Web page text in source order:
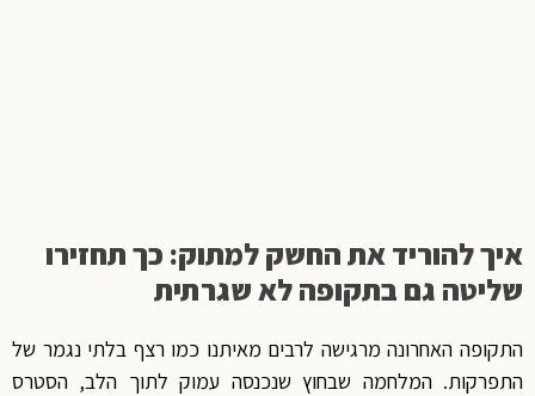
איך להוריד את החשק למתוק: כך תחזירו
שליטה גם בתקופה לא שגרתית
התקופה האחרונה מרגישה לרבים מאיתנו כמו רצף בלתי נגמר של
התפרקות. המלחמה שבחוץ שנכנסה עמוק לתוך הלב, הסטרס